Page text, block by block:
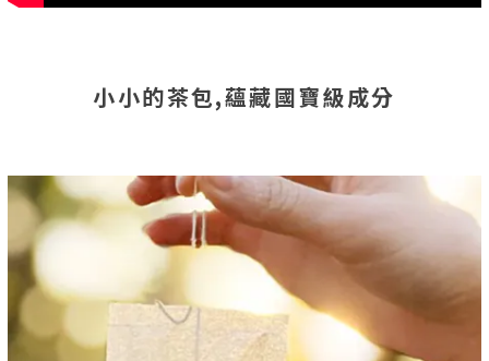
小小的茶包,蘊藏國寶級成分